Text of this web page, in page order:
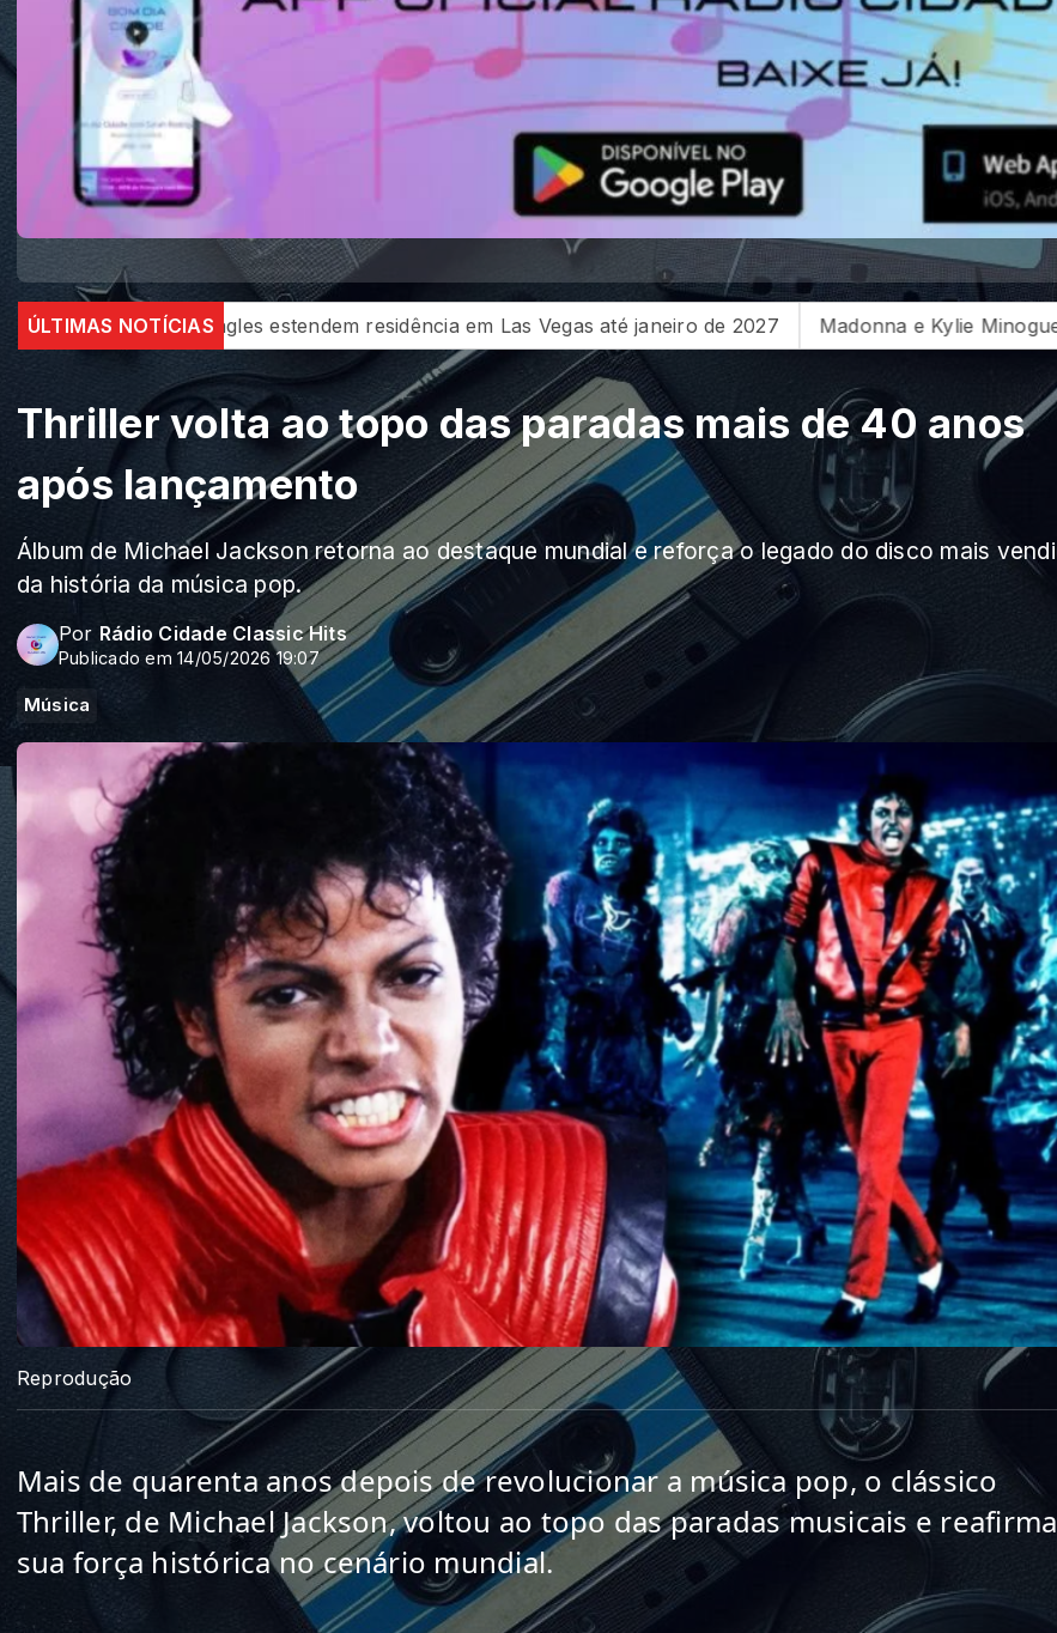
ÚLTIMAS NOTÍCIAS
em Las Vegas até janeiro de 2027 Madonna e Kylie Minogue surpreendem fãs com encontro histórico em
Thriller volta ao topo das paradas mais de 40 anos
após lançamento
Álbum de Michael Jackson retorna ao destaque mundial e reforça o legado do disco mais
da história da música pop.
Por Rádio Cidade Classic Hits
Publicado em 14/05/2026 19:07
Música
Reprodução
Mais de quarenta anos depois de revolucionar a música pop, o clássico
Thriller, de Michael Jackson, voltou ao topo das paradas musicais e reafirma
sua força histórica no cenário mundial.